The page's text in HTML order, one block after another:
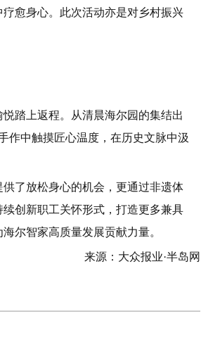
愈身心。此次活动亦是对乡村振兴
踏上返程。从清晨海尔园的集结出
作中触摸匠心温度，在历史文脉中汲
了放松身心的机会，更通过非遗体
创新职工关怀形式，打造更多兼具
尔智家高质量发展贡献力量。
来源：大众报业·半岛网